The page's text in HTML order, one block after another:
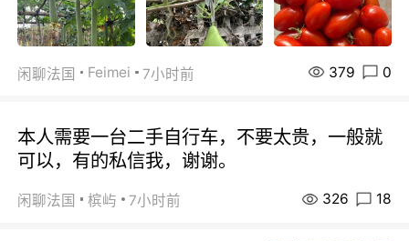
闲聊法国 Feimei 7小时前 379 0
本人需要一台二手自行车，不要太贵，一般就
可以，有的私信我，谢谢。
闲聊法国 槟屿 7小时前 326 18